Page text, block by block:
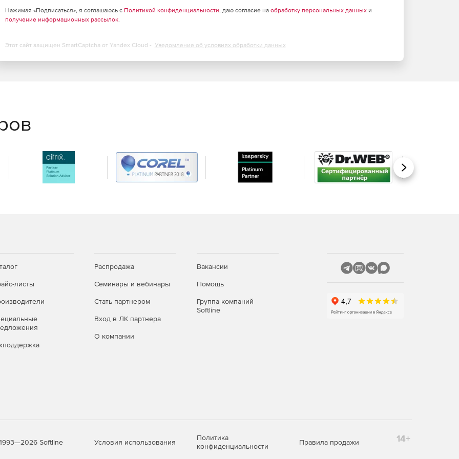
планированияпозволяет быстро создавать события и
с шаблонами дизайна, виджетами, оформлением
страниц, выводом их в меню и другими
Нажимая «Подписаться», я соглашаюсь с Политикой конфиденциальности, даю согласие на обработку персональных данныхи
получение информационных рассылок.
Этот сайт защищен SmartCaptcha от Yandex Cloud - Уведомление об условиях обработки данных
Вперед
листы
Распродажа
Семинары и вебинары
Стать партнером
Вход в ЛК партнера
О компании
Вакансии
Помощь
Группа компаний
Softline
Softline Условия использования
Политика
конфиденциальности
Правила продажи 14+